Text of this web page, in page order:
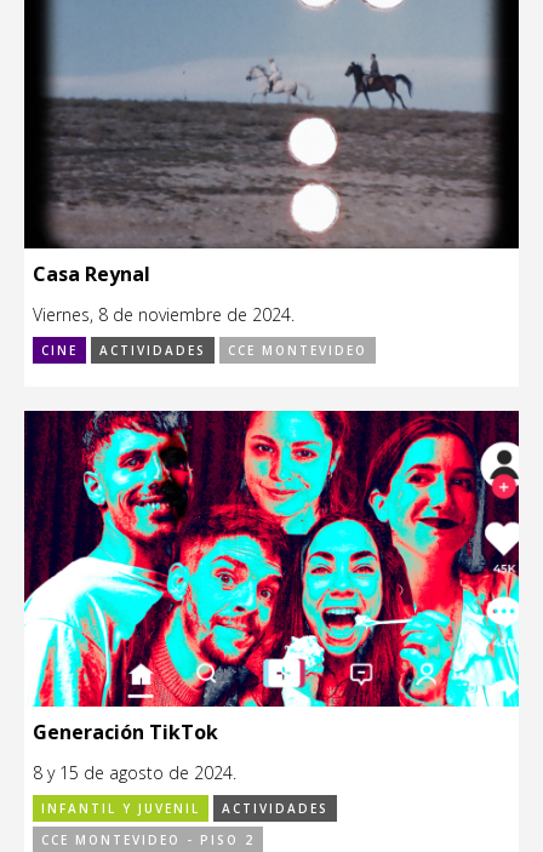
Casa Reynal
Viernes, 8 de noviembre de 2024.
CINE ACTIVIDADES CCE MONTEVIDEO
Generación TikTok
8 y 15 de agosto de 2024.
INFANTIL Y JUVENIL
ACTIVIDADES
CCE MONTEVIDEO - PISO 2